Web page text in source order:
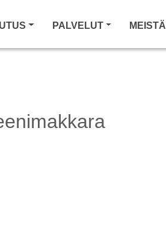
PALVELUT MEISTÄ